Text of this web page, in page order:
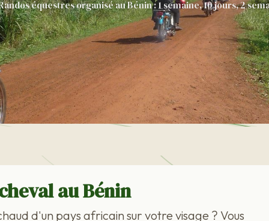
équestres organisé au Bénin : 1 semaine, 10 jours, 2
au Bénin
d'un pays africain sur votre visage ? Vous